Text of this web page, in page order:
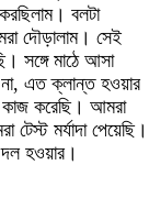
বলটা
দৌড়ালাম। সেই
সঙ্গে মাঠে আসা
না, এত ক্লান্ত হওয়ার
করেছি। আমরা
মর্যাদা পেয়েছি।
হওয়ার।